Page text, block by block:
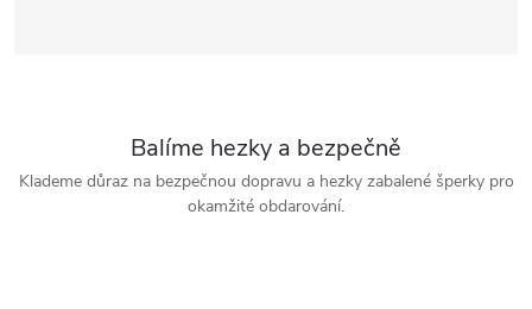
Balíme hezky a bezpečně
Klademe důraz na bezpečnou dopravu a hezky zabalené šperky pro
okamžité obdarování.